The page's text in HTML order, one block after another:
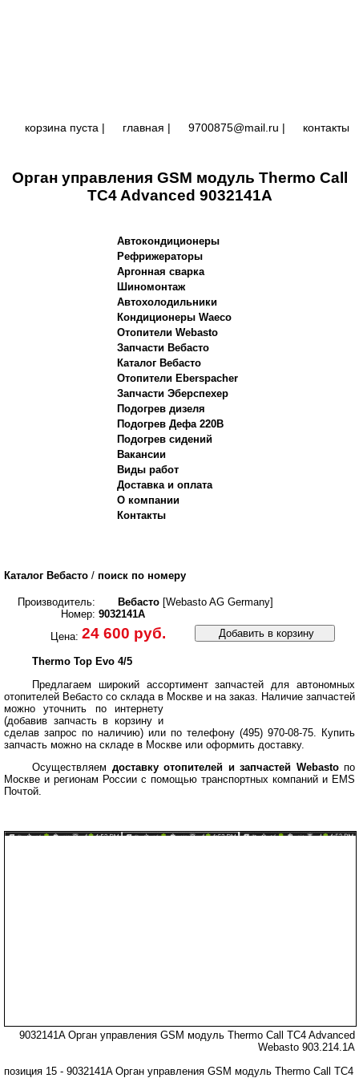
корзина пуста | главная | 9700875@mail.ru | контакты
Орган управления GSM модуль Thermo Call
TC4 Advanced 9032141A
Автокондиционеры
Рефрижераторы
Аргонная сварка
Шиномонтаж
Автохолодильники
Кондиционеры Waeco
Отопители Webasto
Запчасти Вебасто
Каталог Вебасто
Отопители Eberspacher
Запчасти Эберспехер
Подогрев дизеля
Подогрев Дефа 220В
Подогрев сидений
Вакансии
Виды работ
Доставка и оплата
О компании
Контакты
Каталог Вебасто / поиск по номеру
Производитель:
Номер:
Вебасто [Webasto AG Germany]
9032141A
Цена: 24 600 руб. Добавить в корзину
Thermo Top Evo 4/5
Предлагаем широкий ассортимент запчастей для автономных
отопителей Вебасто со склада в Москве и на заказ. Наличие запчастей
можно уточнить по интернету
(добавив запчасть в корзину и
сделав запрос по наличию) или по телефону (495) 970-08-75. Купить
запчасть можно на складе в Москве или оформить доставку.
Осуществляем доставку отопителей и запчастей Webastoпо
Москве и регионам России с помощью транспортных компаний и EMS
Почтой.
9032141A Орган управления GSM модуль Thermo Call TC4 Advanced
Webasto 903.214.1A
позиция 15 - 9032141A Орган управления GSM модуль Thermo Call TC4